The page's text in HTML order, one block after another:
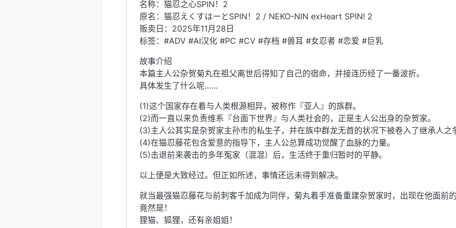
名称：猫忍之心SPIN！2
原名：猫忍えくすはーとSPIN！2 / NEKO-NIN exHeart SPIN! 2
贩卖日：2025年11月28日
标签：#ADV #AI汉化 #PC #CV #存档 #兽耳 #女忍者 #恋爱 #巨乳
故事介绍
本篇主人公杂贺菊丸在祖父离世后得知了自己的宿命，并接连历经了一番波折。
具体发生了什么呢……
(1)这个国家存在着与人类根源相异，被称作『亚人』的族群。
(2)而一直以来负责维系『台面下世界』与人类社会的，正是主人公出身的杂贺家。
(3)主人公其实是杂贺家主孙市的私生子，并在族中群龙无首的状况下被卷入了继承人之
(4)在猫忍藤花包含爱意的指导下，主人公总算成功觉醒了血脉的力量。
(5)击退前来袭击的多年冤家（混混）后，生活终于重归暂时的平静。
以上便是大致经过。但正如所述，事情还远未得到解决。
就当最强猫忍藤花与前刺客千加成为同伴，菊丸着手准备重建杂贺家时，出现在他面前的
竟然是！
狸猫、狐狸，还有亲姐姐！